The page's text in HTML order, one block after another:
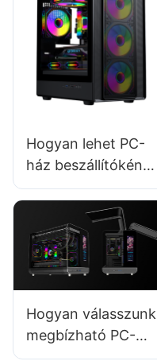
Hogyan lehet PC-
ház beszállítóként
versenytársak előtt
Hogyan válasszunk
megbízható PC-
ház szállítót?